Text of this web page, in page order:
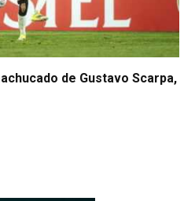
de Gustavo Scarpa,